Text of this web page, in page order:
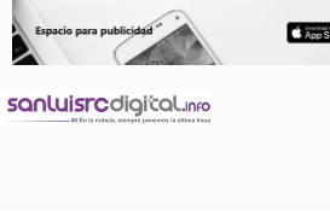
contenido